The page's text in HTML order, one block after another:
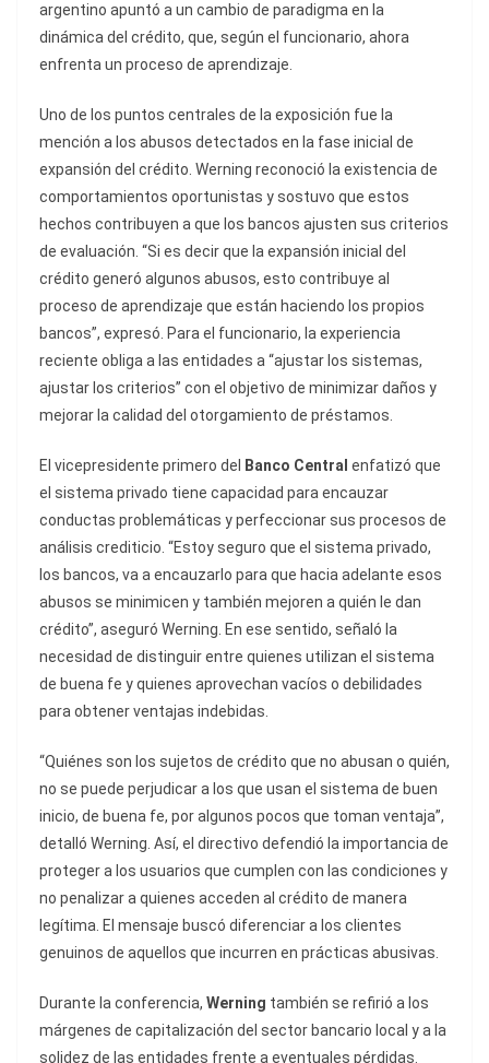
argentino apuntó a un cambio de paradigma en la
dinámica del crédito, que, según el funcionario, ahora
enfrenta un proceso de aprendizaje.
Uno de los puntos centrales de la exposición fue la
mención a los abusos detectados en la fase inicial de
expansión del crédito. Werning reconoció la existencia de
comportamientos oportunistas y sostuvo que estos
hechos contribuyen a que los bancos ajusten sus criterios
de evaluación. “Si es decir que la expansión inicial del
crédito generó algunos abusos, esto contribuye al
proceso de aprendizaje que están haciendo los propios
bancos”, expresó. Para el funcionario, la experiencia
reciente obliga a las entidades a “ajustar los sistemas,
ajustar los criterios” con el objetivo de minimizar daños y
mejorar la calidad del otorgamiento de préstamos.
El vicepresidente primero del Banco Central enfatizó que
el sistema privado tiene capacidad para encauzar
conductas problemáticas y perfeccionar sus procesos de
análisis crediticio. “Estoy seguro que el sistema privado,
los bancos, va a encauzarlo para que hacia adelante esos
abusos se minimicen y también mejoren a quién le dan
crédito”, aseguró Werning. En ese sentido, señaló la
necesidad de distinguir entre quienes utilizan el sistema
de buena fe y quienes aprovechan vacíos o debilidades
para obtener ventajas indebidas.
“Quiénes son los sujetos de crédito que no abusan o quién,
no se puede perjudicar a los que usan el sistema de buen
inicio, de buena fe, por algunos pocos que toman ventaja”,
detalló Werning. Así, el directivo defendió la importancia de
proteger a los usuarios que cumplen con las condiciones y
no penalizar a quienes acceden al crédito de manera
legítima. El mensaje buscó diferenciar a los clientes
genuinos de aquellos que incurren en prácticas abusivas.
Durante la conferencia, Werning también se refirió a los
márgenes de capitalización del sector bancario local y a la
solidez de las entidades frente a eventuales pérdidas.